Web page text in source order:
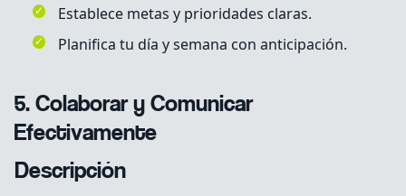
Establece metas y prioridades claras.
Planifica tu día y semana con anticipación.
5. Colaborar y Comunicar
Efectivamente
Descripción